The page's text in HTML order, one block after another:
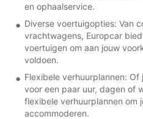
en ophaalservice.
Diverse voertuigopties: Van
vrachtwagens, Europcar
voertuigen om aan jouw
voldoen.
Flexibele verhuurplannen:
voor een paar uur, dagen of
flexibele verhuurplannen om
accommoderen.